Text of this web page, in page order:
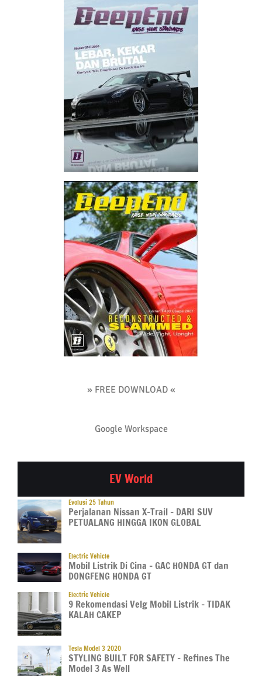
» FREE DOWNLOAD «
Google Workspace
EV World
Evolusi 25 Tahun
Perjalanan Nissan X-Trail – DARI SUV
PETUALANG HINGGA IKON GLOBAL
Electric Vehicle
Mobil Listrik Di Cina – GAC HONDA GT dan
DONGFENG HONDA GT
Electric Vehicle
9 Rekomendasi Velg Mobil Listrik – TIDAK
KALAH CAKEP
Tesla Model 3 2020
STYLING BUILT FOR SAFETY – Refines The
Model 3 As Well